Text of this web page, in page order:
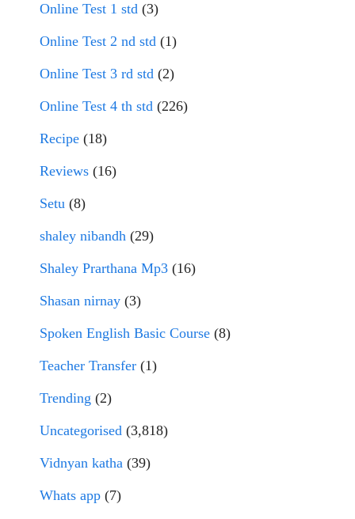
Online Test 1 std (3)
Online Test 2 nd std (1)
Online Test 3 rd std (2)
Online Test 4 th std (226)
Recipe (18)
Reviews (16)
Setu (8)
shaley nibandh (29)
Shaley Prarthana Mp3 (16)
Shasan nirnay (3)
Spoken English Basic Course (8)
Teacher Transfer (1)
Trending (2)
Uncategorised (3,818)
Vidnyan katha (39)
Whats app (7)